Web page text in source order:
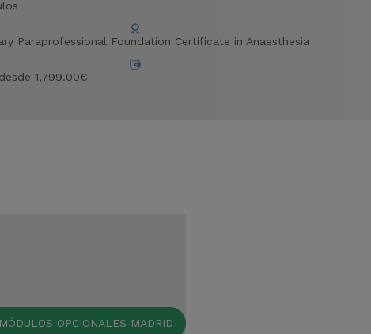
Paraprofessional Foundation Certificate in Anaesthesia
1,799.00€
OPCIONALES MADRID